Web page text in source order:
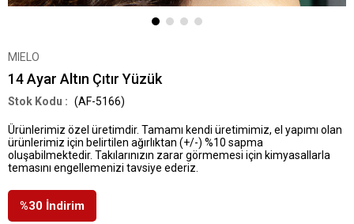
MIELO
14 Ayar Altın Çıtır Yüzük
(AF-5166)
Ürünlerimiz özel üretimdir. Tamamı kendi üretimimiz, el yapımı olan
ürünlerimiz için belirtilen ağırlıktan (+/-) %10 sapma
oluşabilmektedir. Takılarınızın zarar görmemesi için kimyasallarla
temasını engellemenizi tavsiye ederiz.
%30 İndirim